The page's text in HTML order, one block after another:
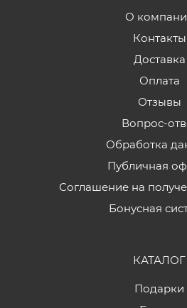
О
Контакты
Доставка
Оплата
Отзывы
Вопрос-
Обработка
Публичная
Соглашение на
Бонусная
КАТАЛОГ
Подарки